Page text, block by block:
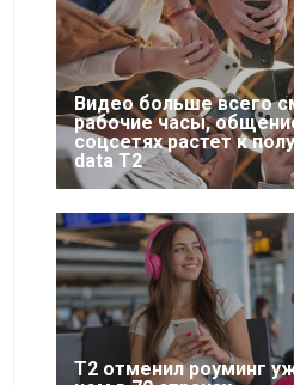
Видео больше всего
рабочие часы,
соцсетях растет к
data T2
Т2 отменил роуминг